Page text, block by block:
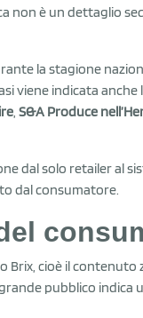
non è un dettaglio
la stagione
viene indicata anche
S&A Produce
dal solo retailer al
dal consumatore.
cioè il contenuto
pubblico indica